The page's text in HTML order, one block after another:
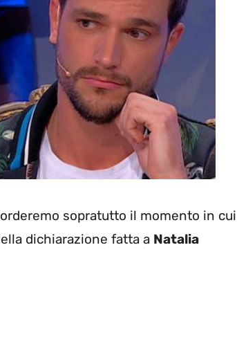
sopratutto il momento in cui
dichiarazione fatta a Natalia